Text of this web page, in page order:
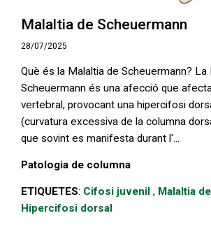
Malaltia de Scheuermann
28/07/2025
Què és la Malaltia de Scheuermann? La
Scheuermann és una afecció que
vertebral, provocant una hipercifosi
(curvatura excessiva de la columna
que sovint es manifesta durant l'...
Patologia de columna
ETIQUETES: Cifosi juvenil , Malaltia
Hipercifosi dorsal